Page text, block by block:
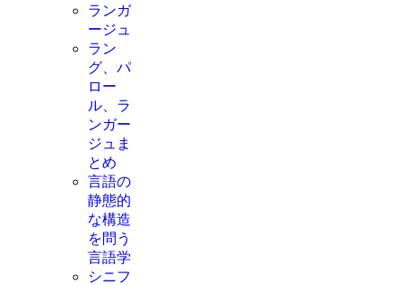
ランガ
ージュ
ラン
グ、パ
ロー
ル、ラ
ンガー
ジュま
とめ
言語の
静態的
な構造
を問う
言語学
シニフ